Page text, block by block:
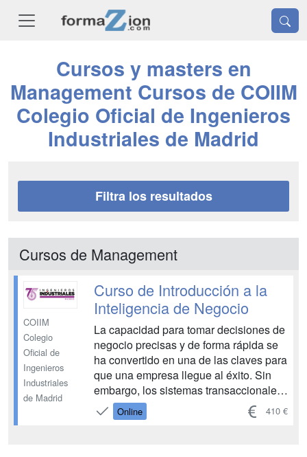
Cursos y masters en
Management Cursos de COIIM
Colegio Oficial de Ingenieros
Industriales de Madrid
Filtra los resultados
Cursos de Management
COIIM
Colegio
Oficial de
Ingenieros
Industriales
de Madrid
Curso de Introducción a la
Inteligencia de Negocio
La capacidad para tomar decisiones de
negocio precisas y de forma rápida se
ha convertido en una de las claves para
que una empresa llegue al éxito. Sin
embargo, los sistemas transaccionales
tradicionales (programas de gestión,
aplicaciones a medida, ERP, etc.)
Online 410 €